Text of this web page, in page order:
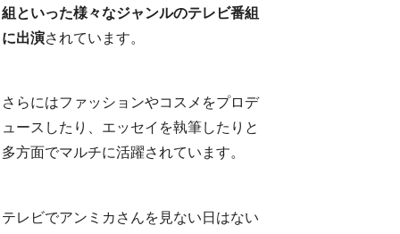
組といった様々なジャンルのテレビ番組
に出演されています。
さらにはファッションやコスメをプロデ
ュースしたり、エッセイを執筆したりと
多方面でマルチに活躍されています。
テレビでアンミカさんを見ない日はない